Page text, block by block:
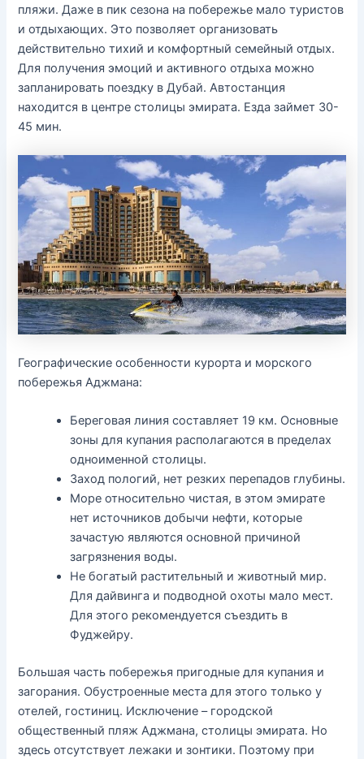
пляжи. Даже в пик сезона на побережье мало туристов
и отдыхающих. Это позволяет организовать
действительно тихий и комфортный семейный отдых.
Для получения эмоций и активного отдыха можно
запланировать поездку в Дубай. Автостанция
находится в центре столицы эмирата. Езда займет 30-
45 мин.
Географические особенности курорта и морского
побережья Аджмана:
Береговая линия составляет 19 км. Основные
зоны для купания располагаются в пределах
одноименной столицы.
Заход пологий, нет резких перепадов глубины.
Море относительно чистая, в этом эмирате
нет источников добычи нефти, которые
зачастую являются основной причиной
загрязнения воды.
Не богатый растительный и животный мир.
Для дайвинга и подводной охоты мало мест.
Для этого рекомендуется съездить в
Фуджейру.
Большая часть побережья пригодные для купания и
загорания. Обустроенные места для этого только у
отелей, гостиниц. Исключение – городской
общественный пляж Аджмана, столицы эмирата. Но
здесь отсутствует лежаки и зонтики. Поэтому при